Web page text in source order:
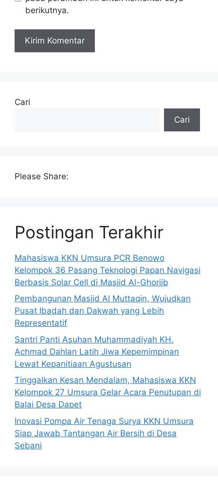
berikutnya.
Cari
Cari
Please Share:
Postingan Terakhir
Mahasiswa KKN Umsura PCR Benowo
Kelompok 36 Pasang Teknologi Papan Navigasi
Berbasis Solar Cell di Masjid Al-Ghoriib
Pembangunan Masjid Al Muttaqin, Wujudkan
Pusat Ibadah dan Dakwah yang Lebih
Representatif
Santri Panti Asuhan Muhammadiyah KH.
Achmad Dahlan Latih Jiwa Kepemimpinan
Lewat Kepanitiaan Agustusan
Tinggalkan Kesan Mendalam, Mahasiswa KKN
Kelompok 27 Umsura Gelar Acara Penutupan di
Balai Desa Dapet
Inovasi Pompa Air Tenaga Surya KKN Umsura
Siap Jawab Tantangan Air Bersih di Desa
Sebani